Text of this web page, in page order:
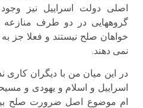
اصلی دولت اسراییل نیز
گروههایی در دو طرف منازعه
خواهان صلح نیستند و فعلا جز
نمی دهند.
در این میان من با دیگران
اسراییل و اسلام و یهودی و
ام موضوع اصل ضرورت صلح